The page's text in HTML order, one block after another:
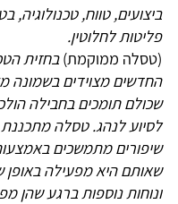
ביצועים, טווח, טכנולוגיה,
פליטות לחלוטין.
(טסלה ממוקמת)בחזית
החדשים מצוידים בשמונה
שכולם תומכים בחבילה
לסיוע לנהג. טסלה
שאותם היא מפעילה באופן
ונוחות נוספות ברגע שהן